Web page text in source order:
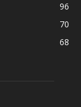
96
70
68